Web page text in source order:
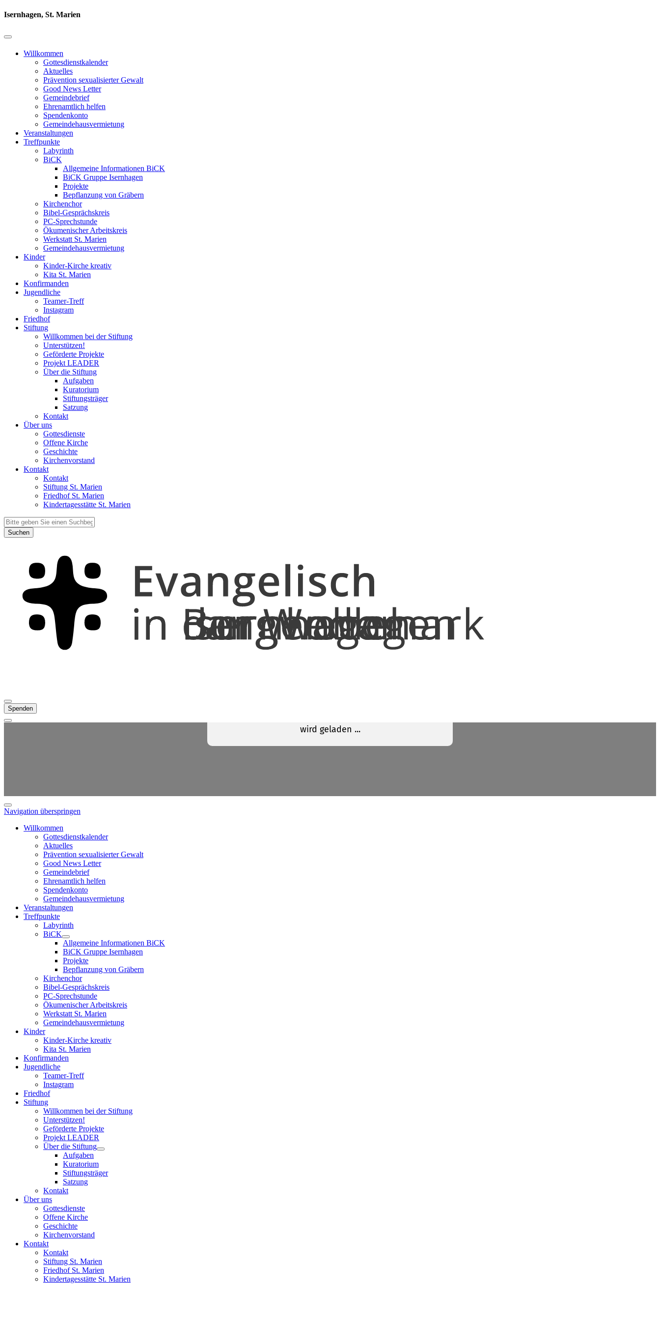
Isernhagen, St. Marien
Willkommen
Gottesdienstkalender
Aktuelles
Prävention sexualisierter Gewalt
Good News Letter
Gemeindebrief
Ehrenamtlich helfen
Spendenkonto
Gemeindehausvermietung
Veranstaltungen
Treffpunkte
Labyrinth
BiCK
Allgemeine Informationen BiCK
BiCK Gruppe Isernhagen
Projekte
Bepflanzung von Gräbern
Kirchenchor
Bibel-Gesprächskreis
PC-Sprechstunde
Ökumenischer Arbeitskreis
Werkstatt St. Marien
Gemeindehausvermietung
Kinder
Kinder-Kirche kreativ
Kita St. Marien
Konfirmanden
Jugendliche
Teamer-Treff
Instagram
Friedhof
Stiftung
Willkommen bei der Stiftung
Unterstützen!
Geförderte Projekte
Projekt LEADER
Über die Stiftung
Aufgaben
Kuratorium
Stiftungsträger
Satzung
Kontakt
Über uns
Gottesdienste
Offene Kirche
Geschichte
Kirchenvorstand
Kontakt
Kontakt
Stiftung St. Marien
Friedhof St. Marien
Kindertagesstätte St. Marien
Suchen
Spenden
Navigation überspringen
Willkommen
Gottesdienstkalender
Aktuelles
Prävention sexualisierter Gewalt
Good News Letter
Gemeindebrief
Ehrenamtlich helfen
Spendenkonto
Gemeindehausvermietung
Veranstaltungen
Treffpunkte
Labyrinth
BiCK
Allgemeine Informationen BiCK
BiCK Gruppe Isernhagen
Projekte
Bepflanzung von Gräbern
Kirchenchor
Bibel-Gesprächskreis
PC-Sprechstunde
Ökumenischer Arbeitskreis
Werkstatt St. Marien
Gemeindehausvermietung
Kinder
Kinder-Kirche kreativ
Kita St. Marien
Konfirmanden
Jugendliche
Teamer-Treff
Instagram
Friedhof
Stiftung
Willkommen bei der Stiftung
Unterstützen!
Geförderte Projekte
Projekt LEADER
Über die Stiftung
Aufgaben
Kuratorium
Stiftungsträger
Satzung
Kontakt
Über uns
Gottesdienste
Offene Kirche
Geschichte
Kirchenvorstand
Kontakt
Kontakt
Stiftung St. Marien
Friedhof St. Marien
Kindertagesstätte St. Marien